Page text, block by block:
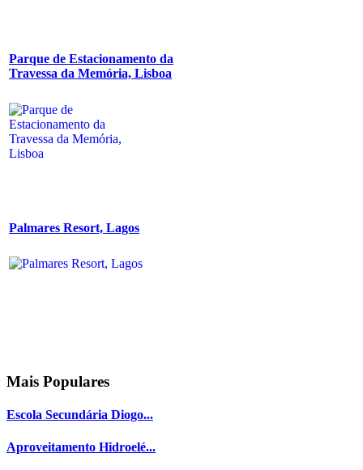
Parque de Estacionamento da
Travessa da Memória, Lisboa
Palmares Resort, Lagos
Mais Populares
Escola Secundária Diogo...
Aproveitamento Hidroelé...